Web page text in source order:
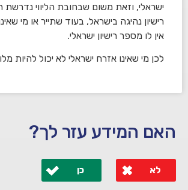
ישראלי, וזאת משום שבחובת הליווי
רישיון נהיגה בישראל, בעוד שתייר או מי
אין לו מספר רישיון ישראלי.
לכן מי שאינו אזרח ישראלי לא יכול להיות
האם המידע עזר לך?
לא כן